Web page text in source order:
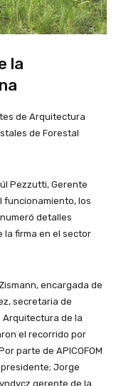
la
de Arquitectura
de Forestal
Pezzutti, Gerente
funcionamiento, los
detalles
la firma en el sector
encargada de
secretaria de
Arquitectura de la
el recorrido por
parte de APICOFOM
Jorge
gerente de la